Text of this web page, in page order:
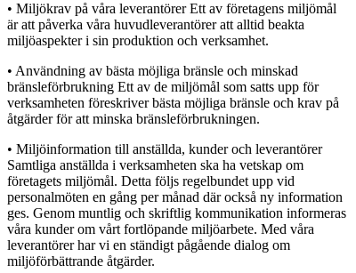
• Miljökrav på våra leverantörer Ett av företagens miljömål
är att påverka våra huvudleverantörer att alltid beakta
miljöaspekter i sin produktion och verksamhet.
• Användning av bästa möjliga bränsle och minskad
bränsleförbrukning Ett av de miljömål som satts upp för
verksamheten föreskriver bästa möjliga bränsle och krav på
åtgärder för att minska bränsleförbrukningen.
• Miljöinformation till anställda, kunder och leverantörer
Samtliga anställda i verksamheten ska ha vetskap om
företagets miljömål. Detta följs regelbundet upp vid
personalmöten en gång per månad där också ny information
ges. Genom muntlig och skriftlig kommunikation informeras
våra kunder om vårt fortlöpande miljöarbete. Med våra
leverantörer har vi en ständigt pågående dialog om
miljöförbättrande åtgärder.